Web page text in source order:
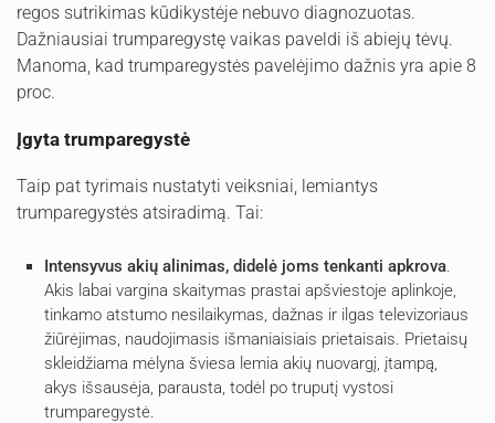
regos sutrikimas kūdikystėje nebuvo diagnozuotas.
Dažniausiai trumparegystę vaikas paveldi iš abiejų tėvų.
Manoma, kad trumparegystės pavelėjimo dažnis yra apie 8
proc.
Įgyta trumparegystė
Taip pat tyrimais nustatyti veiksniai, lemiantys
trumparegystės atsiradimą. Tai:
Intensyvus akių alinimas, didelė joms tenkanti apkrova
Akis labai vargina skaitymas prastai apšviestoje aplinkoje,
tinkamo atstumo nesilaikymas, dažnas ir ilgas televizoriaus
žiūrėjimas, naudojimasis išmaniaisiais prietaisais. Prietaisų
skleidžiama mėlyna šviesa lemia akių nuovargį, įtampą,
akys išsausėja, parausta, todėl po truputį vystosi
trumparegystė.